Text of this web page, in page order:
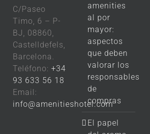
C/Paseo
Timo, 6 – P-
BJ, 08860,
Castelldefels,
Barcelona.
Teléfono:+34
93 633 56 18
Email:
info@amenitieshotel.com
amenities
al por
mayor:
aspectos
que deben
valorar los
responsables
de
compras
El papel